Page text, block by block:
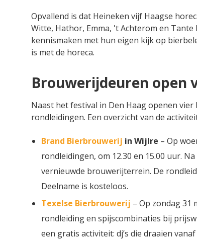
Opvallend is dat Heineken vijf Haagse
Witte, Hathor, Emma, 't Achterom en
kennismaken met hun eigen kijk op
is met de horeca.
Brouwerijdeuren open
Naast het festival in Den Haag openen
rondleidingen. Een overzicht van de
Brand Bierbrouwerij in Wijlre – Op
rondleidingen, om 12.30 en 15.00 uur.
vernieuwde brouwerijterrein. De
Deelname is kosteloos.
Texelse Bierbrouwerij – Op zondag 31
rondleiding en spijscombinaties bij
een gratis activiteit: dj’s die draaien